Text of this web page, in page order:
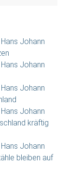
Johann
Johann
Johann
Johann
kräftig
Johann
bleiben auf